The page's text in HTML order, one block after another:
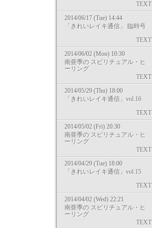
TEXT
2014/06/17 (Tue) 14:44
「きれいレイキ通信」 臨時号
TEXT
2014/06/02 (Mon) 10:30
南亜季の スピリチュアル・ヒ
ーリング
TEXT
2014/05/29 (Thu) 18:00
「きれいレイキ通信」vol.16
TEXT
2014/05/02 (Fri) 20:30
南亜季の スピリチュアル・ヒ
ーリング
TEXT
2014/04/29 (Tue) 18:00
「きれいレイキ通信」vol.15
TEXT
2014/04/02 (Wed) 22:21
南亜季の スピリチュアル・ヒ
ーリング
TEXT